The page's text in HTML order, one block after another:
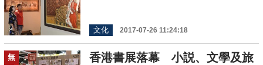
文化 2017-07-26 11:24:18
無
香港書展落幕 小説、文學及旅